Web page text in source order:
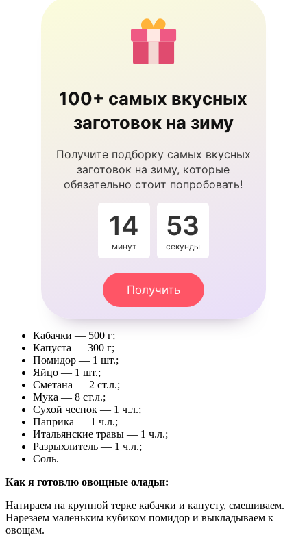
100+ самых вкусных
заготовок на зиму
Получите подборку самых вкусных
заготовок на зиму, которые
обязательно стоит попробовать!
14
минут
53
секунды
Получить
Кабачки — 500 г;
Капуста — 300 г;
Помидор — 1 шт.;
Яйцо — 1 шт.;
Сметана — 2 ст.л.;
Мука — 8 ст.л.;
Сухой чеснок — 1 ч.л.;
Паприка — 1 ч.л.;
Итальянские травы — 1 ч.л.;
Разрыхлитель — 1 ч.л.;
Соль.
Как я готовлю овощные оладьи:
Натираем на крупной терке кабачки и капусту, смешиваем.
Нарезаем маленьким кубиком помидор и выкладываем к
овощам.